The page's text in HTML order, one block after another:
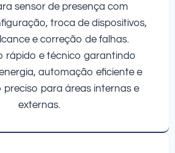
sensor de presença com
troca de dispositivos,
e correção de falhas.
rápido e técnico garantindo
automação eficiente e
para áreas internas e
externas.